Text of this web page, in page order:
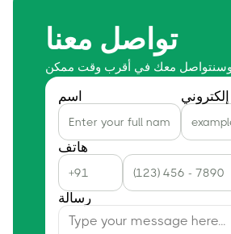
تواصل معنا
وسنتواصل معك في أقرب وقت ممكن
اسم
هاتف
رسالة